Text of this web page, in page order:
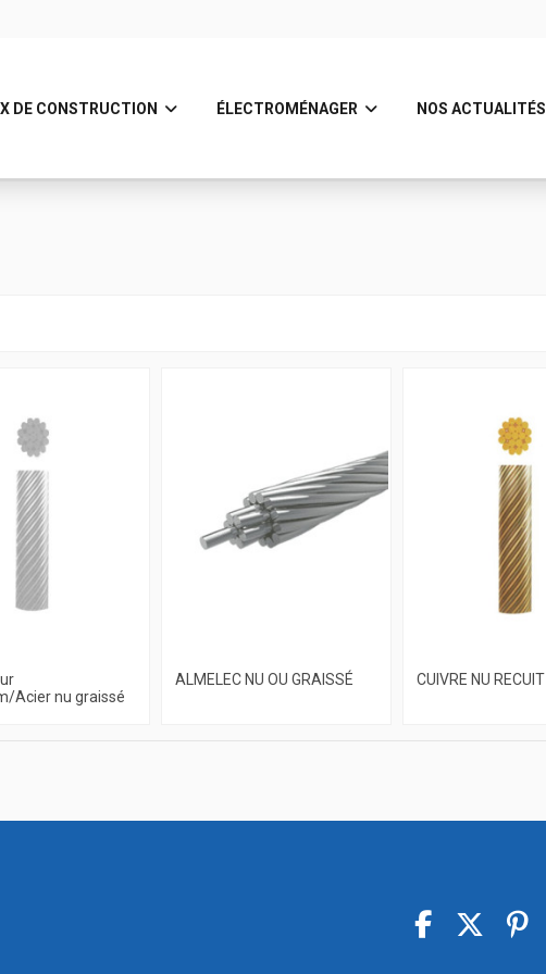
DE CONSTRUCTION ÉLECTROMÉNAGER NOS ACTUALITÉS
Acier nu graissé
ALMELEC NU OU GRAISSÉ CUIVRE NU RECUIT